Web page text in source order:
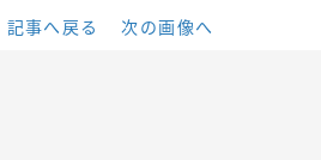
記事へ戻る 次の画像へ